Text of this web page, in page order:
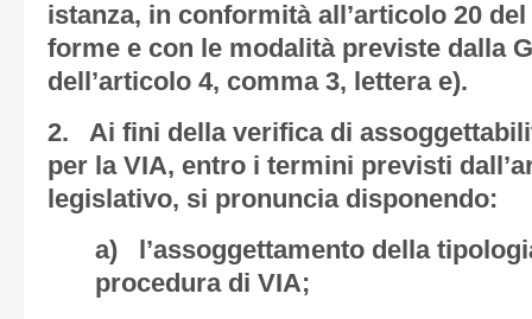
istanza, in conformità all’articolo 20
forme e con le modalità previste dalla
dell’articolo 4, comma 3, lettera e).
2. Ai fini della verifica di
per la VIA, entro i termini previsti
legislativo, si pronuncia disponendo:
a) l’assoggettamento della
procedura di VIA;